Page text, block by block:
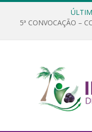
5ª CONVOCAÇÃO –